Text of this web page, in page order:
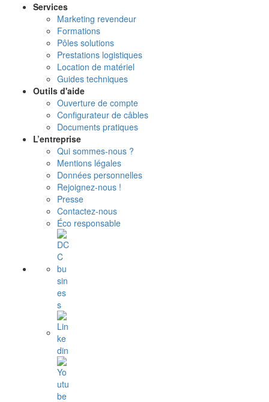
Services
Marketing revendeur
Formations
Pôles solutions
Prestations logistiques
Location de matériel
Guides techniques
Outils d'aide
Ouverture de compte
Configurateur de câbles
Documents pratiques
L’entreprise
Qui sommes-nous ?
Mentions légales
Données personnelles
Rejoignez-nous !
Presse
Contactez-nous
Éco responsable